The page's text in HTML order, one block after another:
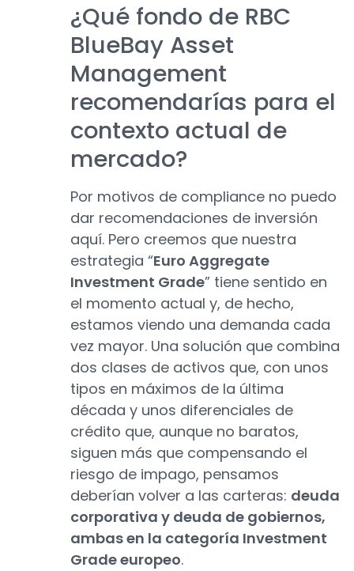
¿Qué fondo de RBC
BlueBay Asset
Management
recomendarías para el
contexto actual de
mercado?
Por motivos de compliance no puedo
dar recomendaciones de inversión
aquí. Pero creemos que nuestra
estrategia “Euro Aggregate
Investment Grade” tiene sentido en
el momento actual y, de hecho,
estamos viendo una demanda cada
vez mayor. Una solución que combina
dos clases de activos que, con unos
tipos en máximos de la última
década y unos diferenciales de
crédito que, aunque no baratos,
siguen más que compensando el
riesgo de impago, pensamos
deberían volver a las carteras: deuda
corporativa y deuda de gobiernos,
ambas en la categoría Investment
Grade europeo.